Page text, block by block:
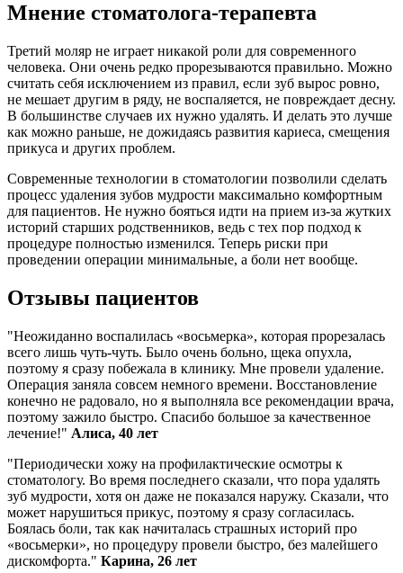
Мнение стоматолога-терапевта
Третий моляр не играет никакой роли для современного
человека. Они очень редко прорезываются правильно. Можно
считать себя исключением из правил, если зуб вырос ровно,
не мешает другим в ряду, не воспаляется, не повреждает десну.
В большинстве случаев их нужно удалять. И делать это лучше
как можно раньше, не дожидаясь развития кариеса, смещения
прикуса и других проблем.
Современные технологии в стоматологии позволили сделать
процесс удаления зубов мудрости максимально комфортным
для пациентов. Не нужно бояться идти на прием из-за жутких
историй старших родственников, ведь с тех пор подход к
процедуре полностью изменился. Теперь риски при
проведении операции минимальные, а боли нет вообще.
Отзывы пациентов
"Неожиданно воспалилась «восьмерка», которая прорезалась
всего лишь чуть-чуть. Было очень больно, щека опухла,
поэтому я сразу побежала в клинику. Мне провели удаление.
Операция заняла совсем немного времени. Восстановление
конечно не радовало, но я выполняла все рекомендации врача,
поэтому зажило быстро. Спасибо большое за качественное
лечение!" Алиса, 40 лет
"Периодически хожу на профилактические осмотры к
стоматологу. Во время последнего сказали, что пора удалять
зуб мудрости, хотя он даже не показался наружу. Сказали, что
может нарушиться прикус, поэтому я сразу согласилась.
Боялась боли, так как начиталась страшных историй про
«восьмерки», но процедуру провели быстро, без малейшего
дискомфорта." Карина, 26 лет